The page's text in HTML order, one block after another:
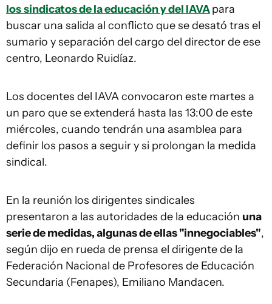
lossindicatos de la educación y del IAVApara
buscar una salida al conflicto que se desató tras el
sumario y separación del cargo del director de ese
centro, Leonardo Ruidíaz.
Los docentes del IAVA convocaron este martes a
un paro que se extenderá hasta las 13:00 de este
miércoles, cuando tendrán una asamblea para
definir los pasos a seguir y si prolongan la medida
sindical.
En la reunión los dirigentes sindicales
presentaron a las autoridades de la educación una
serie de medidas, algunas de ellas "innegociables",
según dijo en rueda de prensa el dirigente de la
Federación Nacional de Profesores de Educación
Secundaria (Fenapes), Emiliano Mandacen.